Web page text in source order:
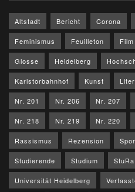
Altstadt Bericht Corona
Feminismus Feuilleton Film
Glosse Heidelberg
Karlstorbahnhof Kunst
Nr. 201 Nr. 206 Nr. 207
Nr. 218 Nr. 219 Nr. 220
Rassismus Rezension
Studierende Studium StuRa
Universität Heidelberg